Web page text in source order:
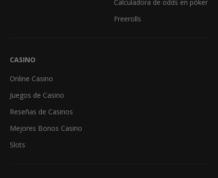
Calculadora de odds en póker
Freerolls
CASINO
Online Casino
Juegos de Casino
Reseñas de Casinos
Mejores Bonos Casino
Slots